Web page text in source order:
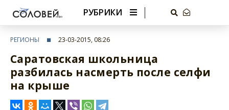
РУБРИКИ
РЕГИОНЫ 23-03-2015, 08:26
Саратовская школьница
разбилась насмерть после селфи
на крыше